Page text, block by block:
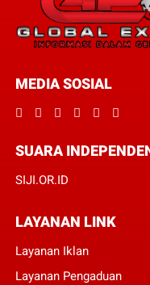
MEDIA SOSIAL
SUARA
SIJI.OR.ID
LAYANAN LINK
Layanan Iklan
Layanan Pengaduan